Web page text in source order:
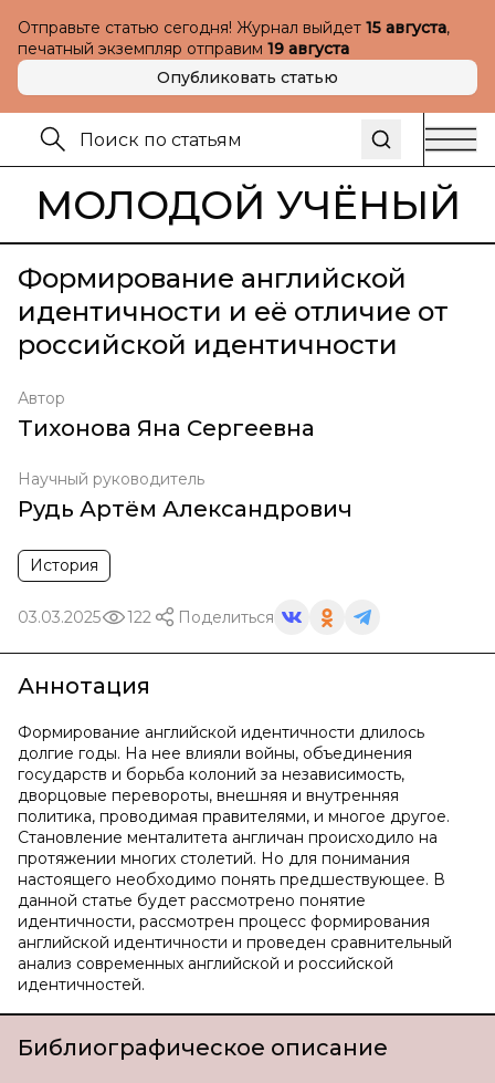
Отправьте статью сегодня! Журнал выйдет 15 августа,
печатный экземпляр отправим 19 августа
Опубликовать статью
МОЛОДОЙ УЧЁНЫЙ
Формирование английской
идентичности и её отличие от
российской идентичности
Автор
Тихонова Яна Сергеевна
Научный руководитель
Рудь Артём Александрович
История
03.03.2025 122 Поделиться
Аннотация
Формирование английской идентичности длилось
долгие годы. На нее влияли войны, объединения
государств и борьба колоний за независимость,
дворцовые перевороты, внешняя и внутренняя
политика, проводимая правителями, и многое другое.
Становление менталитета англичан происходило на
протяжении многих столетий. Но для понимания
настоящего необходимо понять предшествующее. В
данной статье будет рассмотрено понятие
идентичности, рассмотрен процесс формирования
английской идентичности и проведен сравнительный
анализ современных английской и российской
идентичностей.
Библиографическое описание